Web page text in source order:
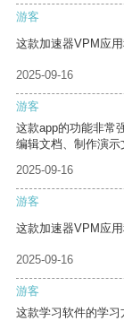
游客
这款加速器VPM应
2025-09-16
游客
这款app的功能非常
编辑文档、制作演示
2025-09-16
游客
这款加速器VPM应
2025-09-16
游客
这款学习软件的学